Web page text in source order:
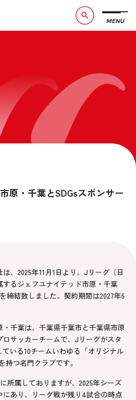
MENU
お問い合わせ
サービスサイト
原・千葉とSDGsスポンサー
、2025年11月1日より、Jリーグ（日
るジェフユナイテッド市原・千葉
締結致しました。契約期間は2027年6
千葉は、千葉県千葉市と千葉県市原
サッカーチームで、Jリーグがスタ
いる10チームいわゆる「オリジナル
持つ名門クラブです。
所属しておりますが、2025年シーズ
にあり、リーグ戦が残り4試合の時点